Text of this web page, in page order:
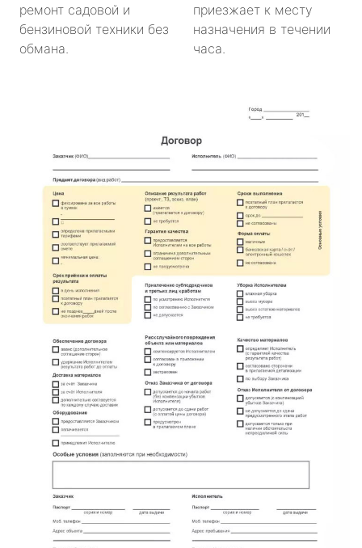
ремонт садовой и
бензиновой техники без
обмана.
приезжает к месту
назначения в течении
часа.